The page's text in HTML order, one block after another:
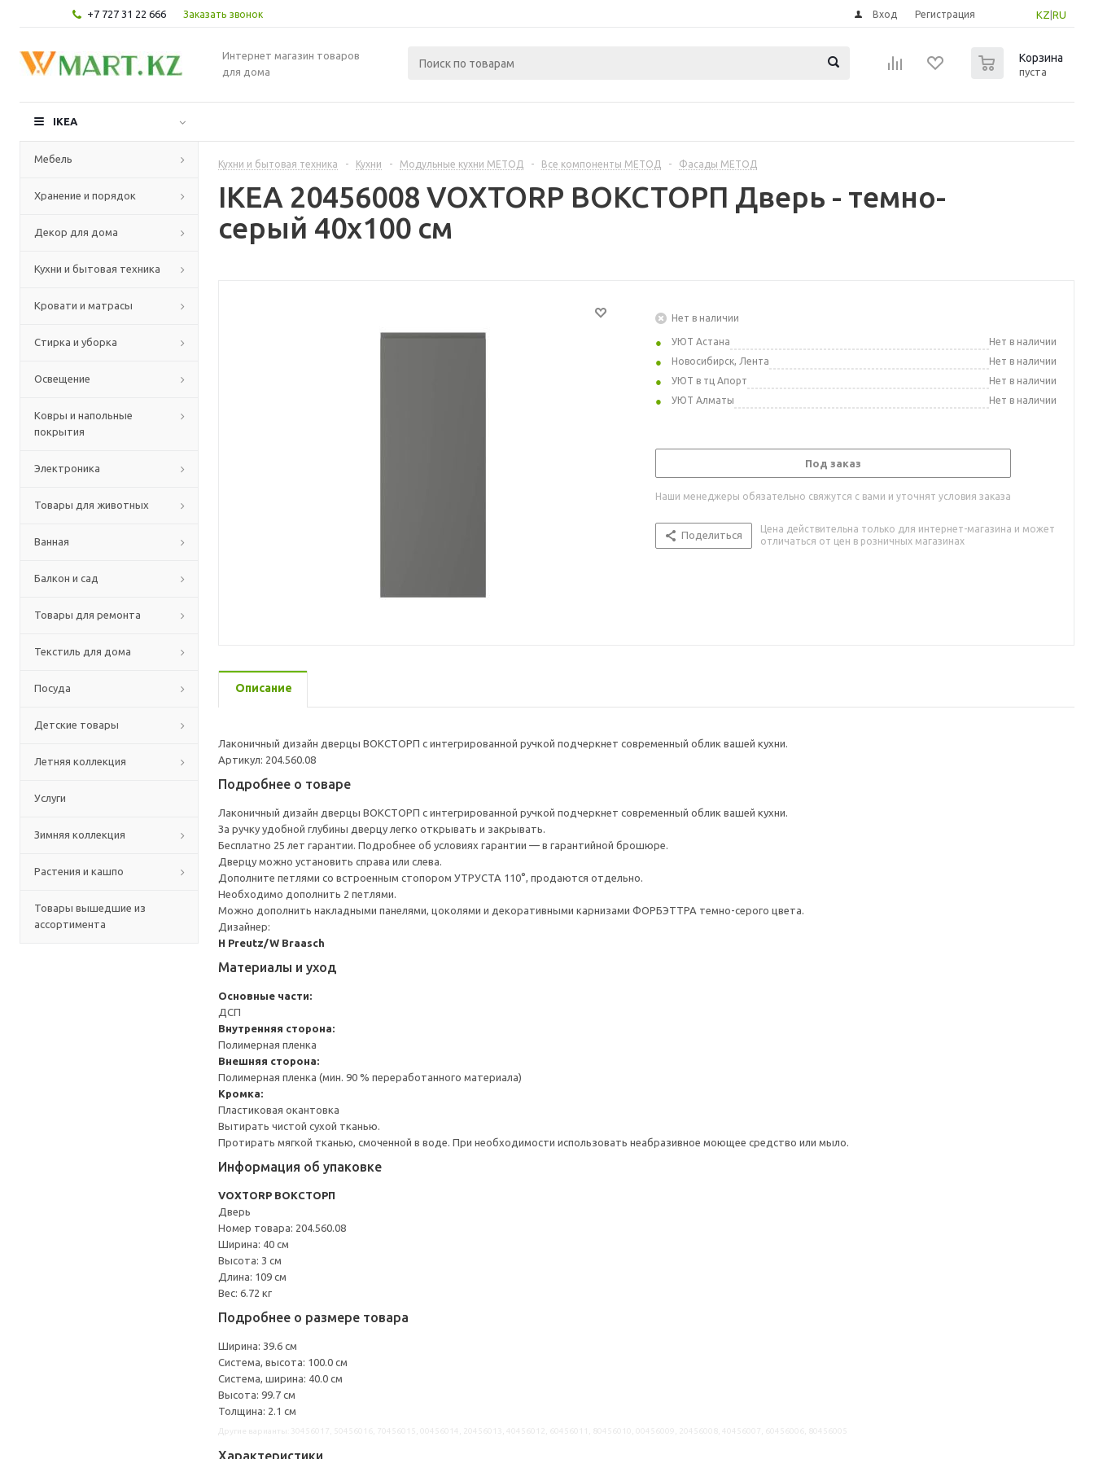
+7 727 31 22 666 Заказать звонок KZ RU
Вход Регистрация
Интернет магазин товаров
для дома
Корзина
пуста
IKEA
Мебель
Хранение и порядок
Декор для дома
Кухни и бытовая техника
Кровати и матрасы
Стирка и уборка
Освещение
Ковры и напольные
покрытия
Электроника
Товары для животных
Ванная
Балкон и сад
Товары для ремонта
Текстиль для дома
Посуда
Детские товары
Летняя коллекция
Услуги
Зимняя коллекция
Растения и кашпо
Товары вышедшие из
ассортимента
Кухни и бытовая техника - Кухни - Модульные кухни МЕТОД - Все компоненты МЕТОД - Фасады МЕТОД
IKEA 20456008 VOXTORP ВОКСТОРП Дверь - темно-
серый 40x100 см
Нет в наличии
УЮТ Астана
Нет в наличии
Новосибирск, Лента
Нет в наличии
УЮТ в тц Апорт
Нет в наличии
УЮТ Алматы
Нет в наличии
Под заказ
Наши менеджеры обязательно свяжутся с вами и уточнят условия заказа
Поделиться
Цена действительна только для интернет-магазина и может
отличаться от цен в розничных магазинах
Описание
Лаконичный дизайн дверцы ВОКСТОРП с интегрированной ручкой подчеркнет современный облик вашей кухни.
Артикул: 204.560.08
Подробнее о товаре
Лаконичный дизайн дверцы ВОКСТОРП с интегрированной ручкой подчеркнет современный облик вашей кухни.
За ручку удобной глубины дверцу легко открывать и закрывать.
Бесплатно 25 лет гарантии. Подробнее об условиях гарантии — в гарантийной брошюре.
Дверцу можно установить справа или слева.
Дополните петлями со встроенным стопором УТРУСТА 110°, продаются отдельно.
Необходимо дополнить 2 петлями.
Можно дополнить накладными панелями, цоколями и декоративными карнизами ФОРБЭТТРА темно-серого цвета.
Дизайнер:
H Preutz/W Braasch
Материалы и уход
Основные части:
ДСП
Внутренняя сторона:
Полимерная пленка
Внешняя сторона:
Полимерная пленка (мин. 90 % переработанного материала)
Кромка:
Пластиковая окантовка
Вытирать чистой сухой тканью.
Протирать мягкой тканью, смоченной в воде. При необходимости использовать неабразивное моющее средство или мыло.
Информация об упаковке
VOXTORP ВОКСТОРП
Дверь
Номер товара: 204.560.08
Ширина: 40 см
Высота: 3 см
Длина: 109 см
Вес: 6.72 кг
Подробнее о размере товара
Ширина: 39.6 см
Система, высота: 100.0 см
Система, ширина: 40.0 см
Высота: 99.7 см
Толщина: 2.1 см
Характеристики